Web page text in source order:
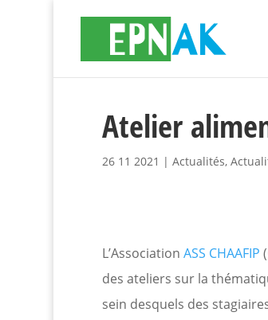
Atelier
26 11 2021 | Actualités,
L’Association ASS CHAAFIP
des ateliers sur la
sein desquels des